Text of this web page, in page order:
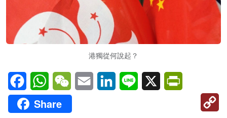
港獨從何說起？
FacebookWhatsAppWeChatEmail LinkedInLine X
Share